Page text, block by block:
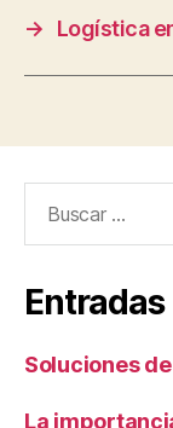
→
Logística
Soluciones
La